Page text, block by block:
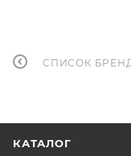
СПИСОК
КАТАЛОГ